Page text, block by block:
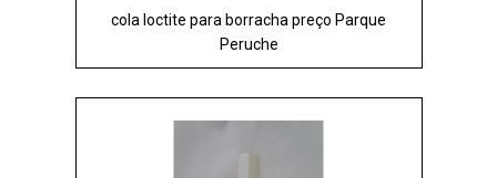
cola loctite para borracha preço Parque
Peruche